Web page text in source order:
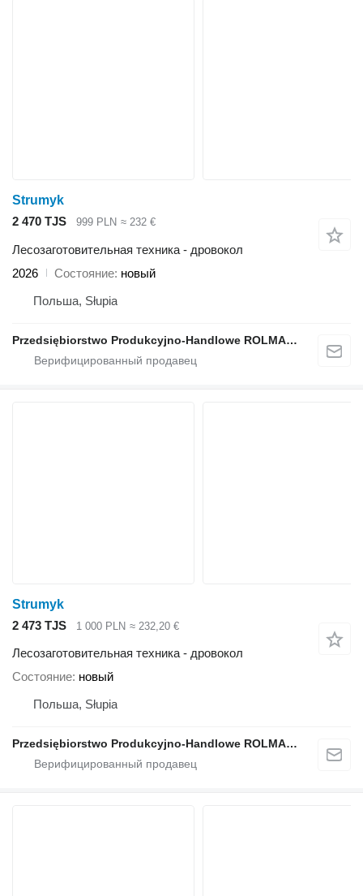
Strumyk
2 470 TJS
999 PLN ≈ 232 €
Лесозаготовительная техника - дровокол
2026
Состояние новый
Польша, Słupia
Przedsiębiorstwo Produkcyjno-Handlowe ROLMAPOL Marcin Dziekan
Strumyk
2 473 TJS
1 000 PLN ≈ 232,20 €
Лесозаготовительная техника - дровокол
Состояние новый
Польша, Słupia
Przedsiębiorstwo Produkcyjno-Handlowe ROLMAPOL Marcin Dziekan